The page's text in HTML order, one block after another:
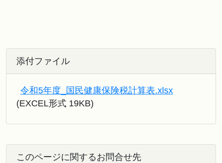
添付ファイル
令和5年度_国民健康保険税計算表.xlsx
(EXCEL形式 19KB)
このページに関するお問合せ先